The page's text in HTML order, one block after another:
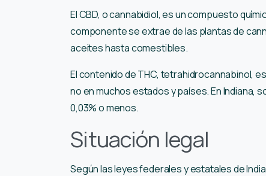
El CBD, o cannabidiol, es un compuesto
componente se extrae de las plantas de
aceites hasta comestibles.
El contenido de THC, tetrahidrocannabinol,
no en muchos estados y países. En Indiana,
0,03% o menos.
Situación legal
Según las leyes federales y estatales de